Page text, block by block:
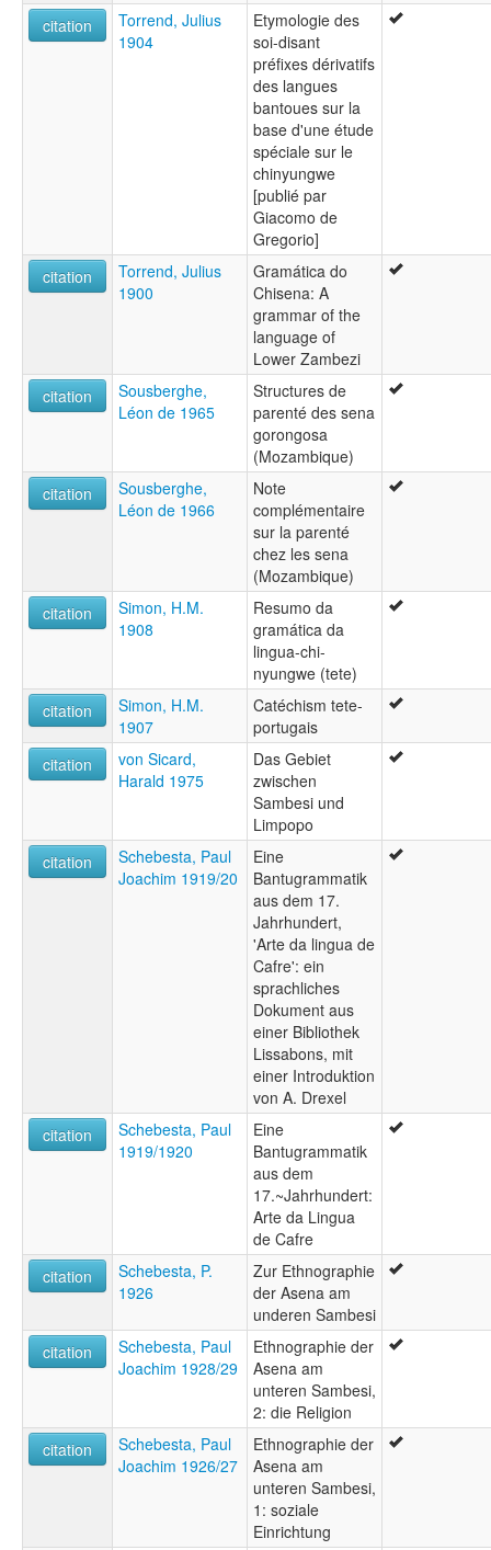
citation
Torrend, Julius
1904
Etymologie des
soi-disant
préfixes dérivatifs
des langues
bantoues sur la
base d'une étude
spéciale sur le
chinyungwe
[publié par
Giacomo de
Gregorio]
citation
Torrend, Julius
1900
Gramática do
Chisena: A
grammar of the
language of
Lower Zambezi
citation
Sousberghe,
Léon de 1965
Structures de
parenté des sena
gorongosa
(Mozambique)
citation
Sousberghe,
Léon de 1966
Note
complémentaire
sur la parenté
chez les sena
(Mozambique)
citation
Simon, H.M.
1908
Resumo da
gramática da
lingua-chi-
nyungwe (tete)
citation
Simon, H.M.
1907
Catéchism tete-
portugais
citation
von Sicard,
Harald 1975
Das Gebiet
zwischen
Sambesi und
Limpopo
citation
Schebesta, Paul
Joachim 1919/20
Eine
Bantugrammatik
aus dem 17.
Jahrhundert,
'Arte da lingua de
Cafre': ein
sprachliches
Dokument aus
einer Bibliothek
Lissabons, mit
einer Introduktion
von A. Drexel
citation
Schebesta, Paul
1919/1920
Eine
Bantugrammatik
aus dem
17.~Jahrhundert:
Arte da Lingua
de Cafre
citation
Schebesta, P.
1926
Zur Ethnographie
der Asena am
underen Sambesi
citation
Schebesta, Paul
Joachim 1928/29
Ethnographie der
Asena am
unteren Sambesi,
2: die Religion
citation
Schebesta, Paul
Joachim 1926/27
Ethnographie der
Asena am
unteren Sambesi,
1: soziale
Einrichtung